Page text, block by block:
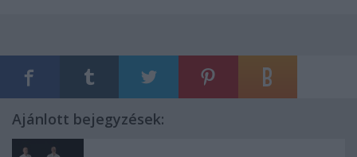
Ajánlott bejegyzések: